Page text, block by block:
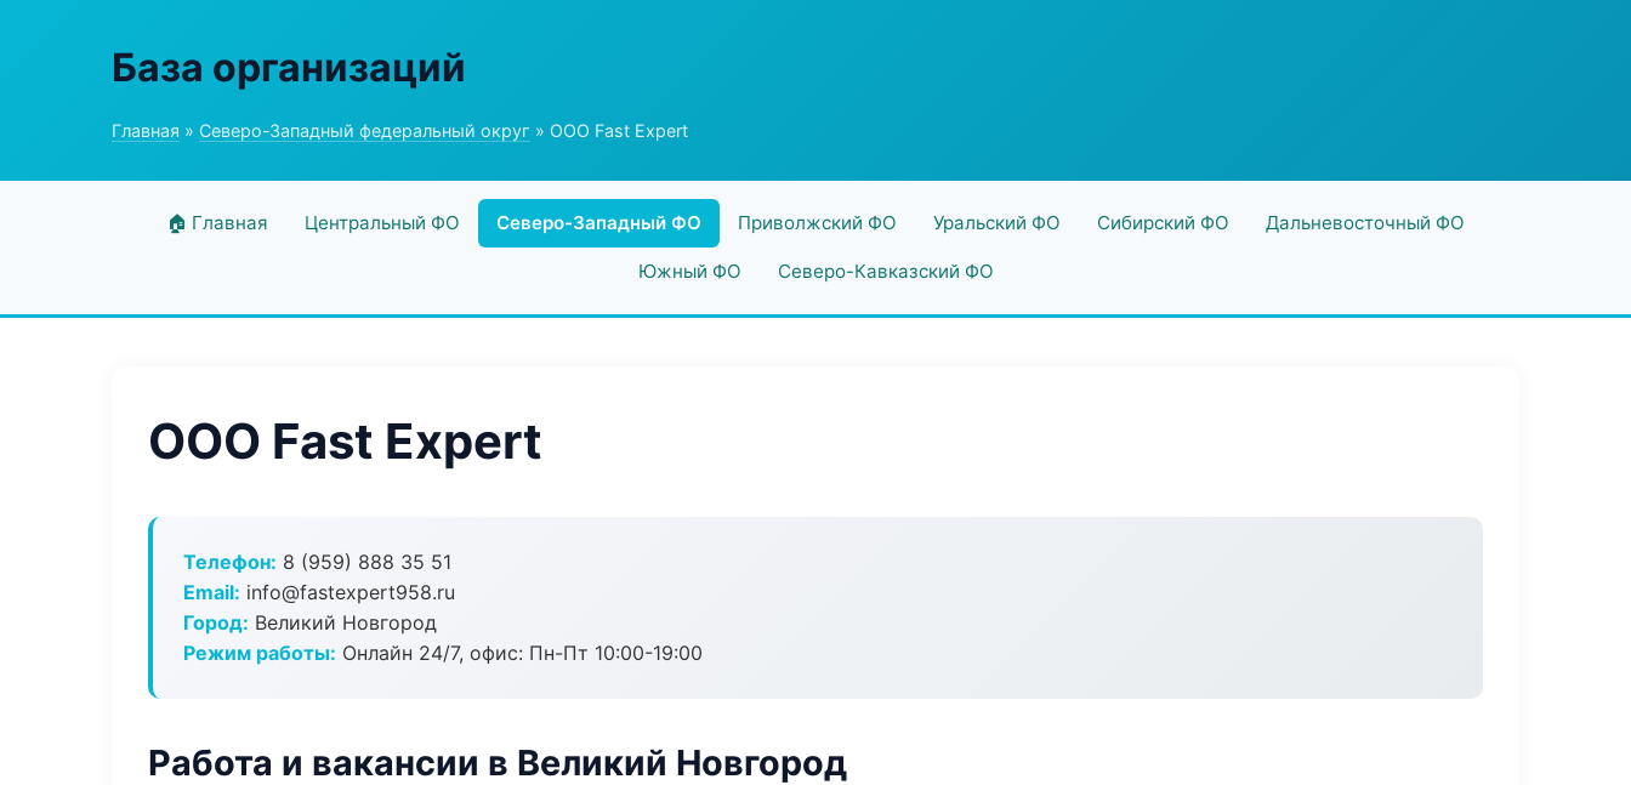
База организаций
Главная » Северо-Западный федеральный округ » ООО Fast Expert
🏠 Главная Центральный ФО Северо-Западный ФО Приволжский ФО Уральский ФО Сибирский ФО Дальневосточный ФО
Южный ФО Северо-Кавказский ФО
ООО Fast Expert
Телефон: 8 (959) 888 35 51
Email: info@fastexpert958.ru
Город: Великий Новгород
Режим работы: Онлайн 24/7, офис: Пн-Пт 10:00-19:00
Работа и вакансии в Великий Новгород